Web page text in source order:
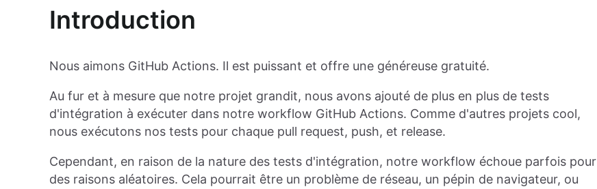
Introduction
Nous aimons GitHub Actions. Il est puissant et offre une généreuse gratuité.
Au fur et à mesure que notre projet grandit, nous avons ajouté de plus en plus de tests
d'intégration à exécuter dans notre workflow GitHub Actions. Comme d'autres projets cool,
nous exécutons nos tests pour chaque pull request, push, et release.
Cependant, en raison de la nature des tests d'intégration, notre workflow échoue parfois pour
des raisons aléatoires. Cela pourrait être un problème de réseau, un pépin de navigateur, ou